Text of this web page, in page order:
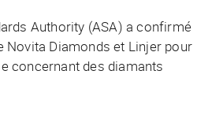
Authority (ASA) a confirmé
Novita Diamonds et Linjer pour
concernant des diamants